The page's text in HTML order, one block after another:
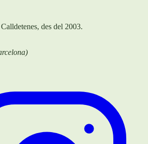
des del 2003.
)